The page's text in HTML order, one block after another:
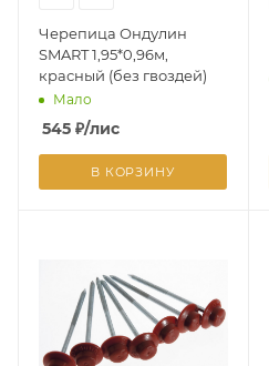
Черепица Ондулин
SMART 1,95*0,96м,
красный (без гвоздей)
Мало
545 ₽/лис
В КОРЗИНУ